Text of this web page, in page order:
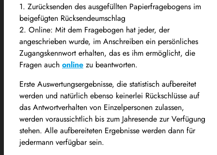
1. Zurücksenden des ausgefüllten Papierfragebogens im
beigefügten Rücksendeumschlag
2. Online: Mit dem Fragebogen hat jeder, der
angeschrieben wurde, im Anschreiben ein persönliches
Zugangskennwort erhalten, das es ihm ermöglicht, die
Fragen auch online zu beantworten.
Erste Auswertungsergebnisse, die statistisch aufbereitet
werden und natürlich ebenso keinerlei Rückschlüsse auf
das Antwortverhalten von Einzelpersonen zulassen,
werden voraussichtlich bis zum Jahresende zur Verfügung
stehen. Alle aufbereiteten Ergebnisse werden dann für
jedermann verfügbar sein.